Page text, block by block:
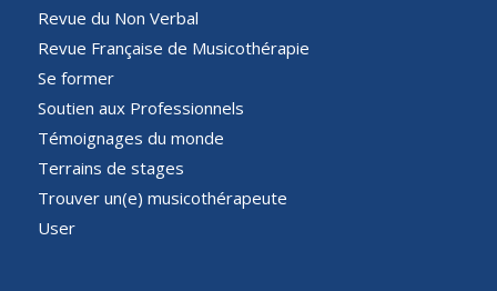
Revue du Non Verbal
Revue Française de Musicothérapie
Se former
Soutien aux Professionnels
Témoignages du monde
Terrains de stages
Trouver un(e) musicothérapeute
User